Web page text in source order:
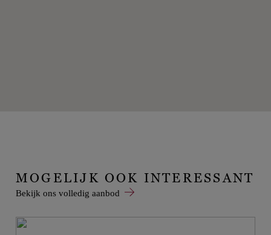
MOGELIJK OOK INTERESSANT
Bekijk ons volledig aanbod